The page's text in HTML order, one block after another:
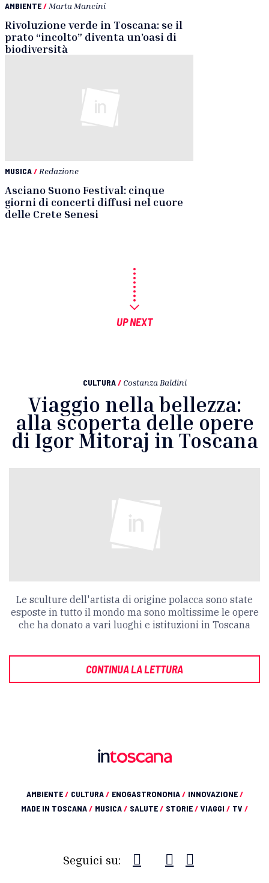
AMBIENTE/ Marta Mancini
Rivoluzione verde in Toscana: se il
prato “incolto” diventa un’oasi di
biodiversità
MUSICA/ Redazione
Asciano Suono Festival: cinque
giorni di concerti diffusi nel cuore
delle Crete Senesi
UP NEXT
CULTURA / Costanza Baldini
Viaggio nella bellezza:
alla scoperta delle opere
di Igor Mitoraj in Toscana
Le sculture dell'artista di origine polacca sono state
esposte in tutto il mondo ma sono moltissime le opere
che ha donato a vari luoghi e istituzioni in Toscana
CONTINUA LA LETTURA
AMBIENTE/ CULTURA/ ENOGASTRONOMIA/ INNOVAZIONE/
MADE IN TOSCANA/ MUSICA/ SALUTE/ STORIE/ VIAGGI / TV /
Seguici su: